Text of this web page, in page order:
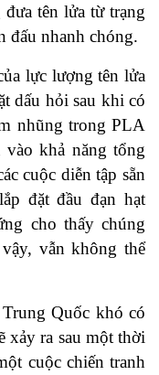
đưa tên lửa từ trạng
đấu nhanh chóng.
lực lượng tên lửa
dấu hỏi sau khi có
nhũng trong PLA
khả năng tổng
cuộc diễn tập sẵn
đặt đầu đạn hạt
cho thấy chúng
vẫn không thể
Quốc khó có
xảy ra sau một thời
cuộc chiến tranh